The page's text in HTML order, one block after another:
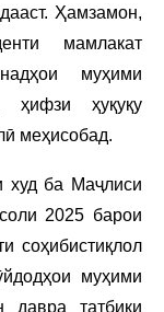
Ҳамзамон,
мамлакат
муҳими
ҳифзи ҳуқуқу
меҳисобад.
ба Маҷлиси
2025 барои
соҳибистиқлол
муҳими
давра татбиқи